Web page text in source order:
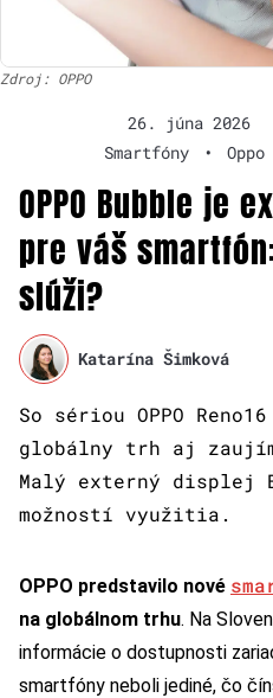
Zdroj: OPPO
26. júna 2026
Smartfóny
• Oppo
OPPO Bubble je
pre váš
slúži?
Katarína Šimková
So sériou OPPO
globálny trh aj
Malý externý displej
možností využitia.
OPPO predstavilo nové
na globálnom trhu. Na
informácie o dostupnosti
smartfóny neboli jediné, čo